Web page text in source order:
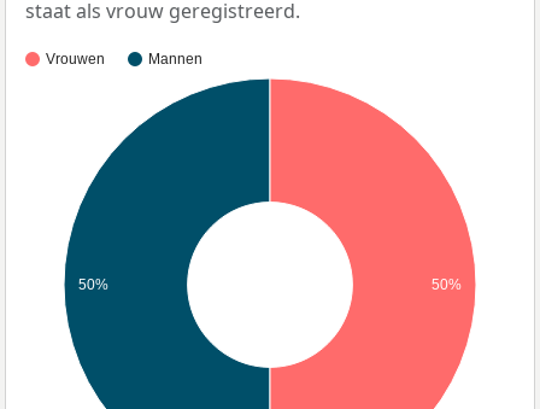
staat als vrouw geregistreerd.
Vrouwen Mannen
50% 50%